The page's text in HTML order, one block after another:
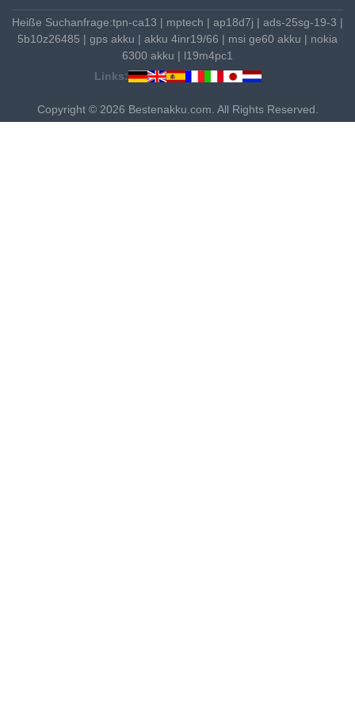
Heiße Suchanfrage:tpn-ca13 | mptech | ap18d7j | ads-25sg-19-3 |
5b10z26485 | gps akku | akku 4inr19/66 | msi ge60 akku | nokia
6300 akku | l19m4pc1
Links:
Copyright © 2026 Bestenakku.com. All Rights Reserved.